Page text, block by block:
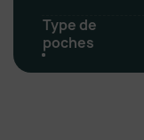
Type de
poches